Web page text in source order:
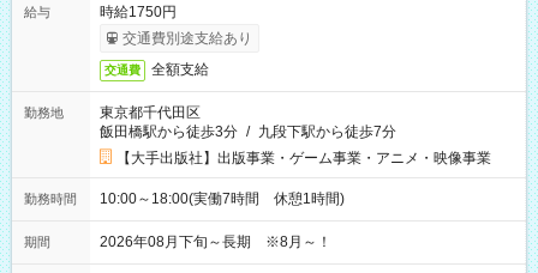
給与
時給1750円
交通費別途支給あり
交通費 全額支給
勤務地
東京都千代田区
飯田橋駅から徒歩3分 / 九段下駅から徒歩7分
【大手出版社】出版事業・ゲーム事業・アニメ・映像事業
勤務時間 10:00～18:00(実働7時間 休憩1時間)
期間 2026年08月下旬～長期 ※8月～！